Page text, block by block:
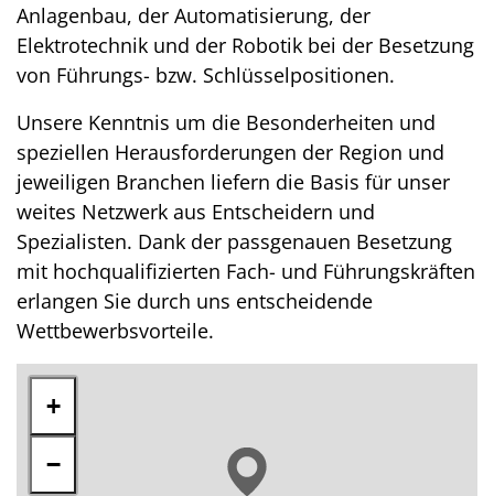
Anlagenbau, der Automatisierung, der
Elektrotechnik und der Robotik bei der Besetzung
von Führungs- bzw. Schlüsselpositionen.
Unsere Kenntnis um die Besonderheiten und
speziellen Herausforderungen der Region und
jeweiligen Branchen liefern die Basis für unser
weites Netzwerk aus Entscheidern und
Spezialisten. Dank der passgenauen Besetzung
mit hochqualifizierten Fach- und Führungskräften
erlangen Sie durch uns entscheidende
Wettbewerbsvorteile.
+
−